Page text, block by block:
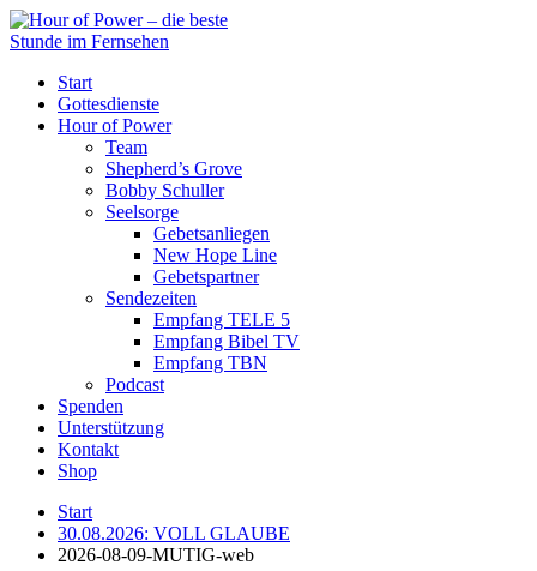
Start
Gottesdienste
Hour of Power
Team
Shepherd’s Grove
Bobby Schuller
Seelsorge
Gebetsanliegen
New Hope Line
Gebetspartner
Sendezeiten
Empfang TELE 5
Empfang Bibel TV
Empfang TBN
Podcast
Spenden
Unterstützung
Kontakt
Shop
Start
30.08.2026: VOLL GLAUBE
2026-08-09-MUTIG-web